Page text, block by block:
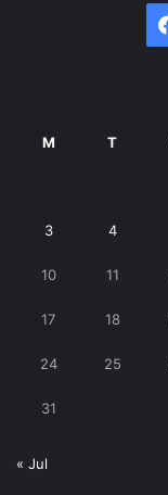
M T
3 4
10 11
17 18
24 25
31
« Jul